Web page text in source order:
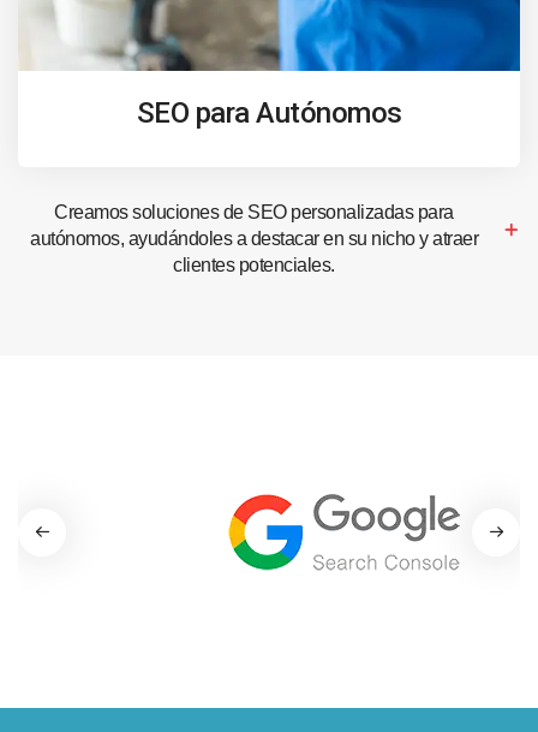
SEO para Autónomos
Creamos soluciones de SEO personalizadas para
autónomos, ayudándoles a destacar en su nicho y atraer
clientes potenciales.